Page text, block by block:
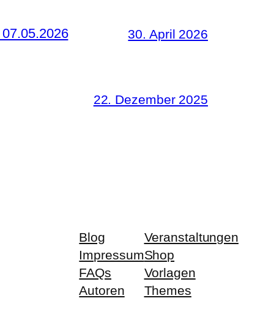
30. April 2026
22. Dezember 2025
Blog
Impressum
FAQs
Autoren
Veranstaltungen
Shop
Vorlagen
Themes